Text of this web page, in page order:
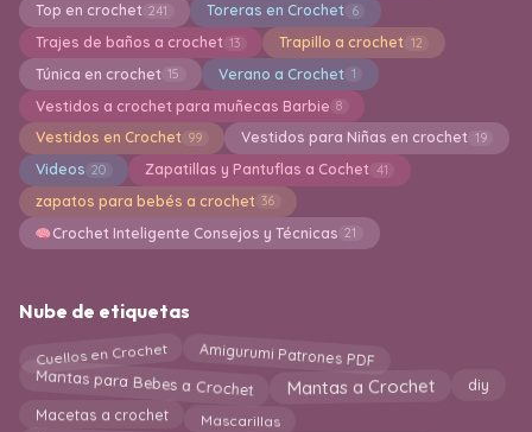
Top en crochet 241 Toreras en Crochet 6
Trajes de baños a crochet 13 Trapillo a crochet 12
Túnica en crochet 15 Verano a Crochet 1
Vestidos a crochet para muñecas Barbie 8
Vestidos en Crochet 99 Vestidos para Niñas en crochet 19
Videos 20 Zapatillas y Pantuflas a Cochet 41
zapatos para bebés a crochet 36
Crochet Inteligente Consejos y Técnicas 21
Nube de etiquetas
Cuellos en Crochet Amigurumi Patrones PDF
Mantas para Bebes a Crochet Mantas a Crochet diy
Macetas a crochet Mascarillas